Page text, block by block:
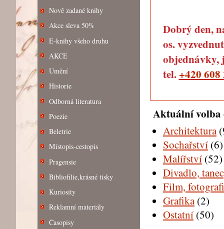
Nově zadané knihy
Akce sleva 50%
E-knihy všeho druhu
AKCE
Umění
Historie
Odborná literatura
Poezie
Beletrie
Místopis-cestopis
Pragensie
Bibliofilie,krásné tisky
Kuriosity
Reklamní materiály
Časopisy
Dobrý den,
os.
objednávky,
tel. +420 608
Aktuální volba
Architektura
Sochařství(6)
Malířství(52)
Divadlo,
Film,
Grafika(2)
Ostatní(50)